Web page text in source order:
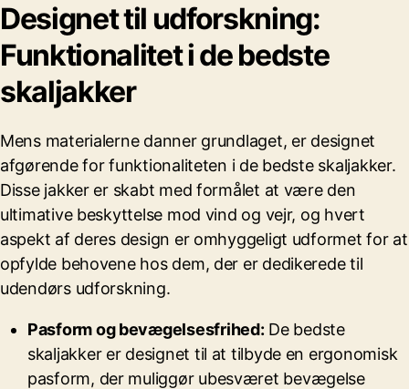
Designet til udforskning:
Funktionalitet i de bedste
skaljakker
Mens materialerne danner grundlaget, er designet
afgørende for funktionaliteten i de bedste skaljakker.
Disse jakker er skabt med formålet at være den
ultimative beskyttelse mod vind og vejr, og hvert
aspekt af deres design er omhyggeligt udformet for at
opfylde behovene hos dem, der er dedikerede til
udendørs udforskning.
Pasform og bevægelsesfrihed: De bedste
skaljakker er designet til at tilbyde en ergonomisk
pasform, der muliggør ubesværet bevægelse